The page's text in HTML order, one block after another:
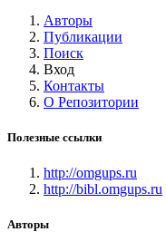
Авторы
Публикации
Поиск
Вход
Контакты
О Репозитории
Полезные ссылки
http://omgups.ru
http://bibl.omgups.ru
Авторы